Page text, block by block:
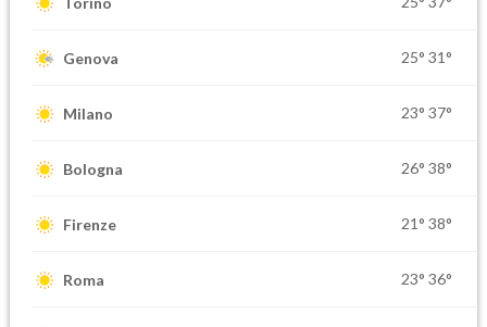
Genova 25° 31°
Milano 23° 37°
Bologna 26° 38°
Firenze 21° 38°
Roma 23° 36°